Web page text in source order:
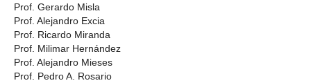
Prof. Gerardo Misla
Prof. Alejandro Excia
Prof. Ricardo Miranda
Prof. Milimar Hernández
Prof. Alejandro Mieses
Prof. Pedro A. Rosario